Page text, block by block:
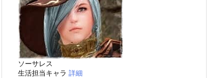
ソーサレス
生活担当キャラ 詳細